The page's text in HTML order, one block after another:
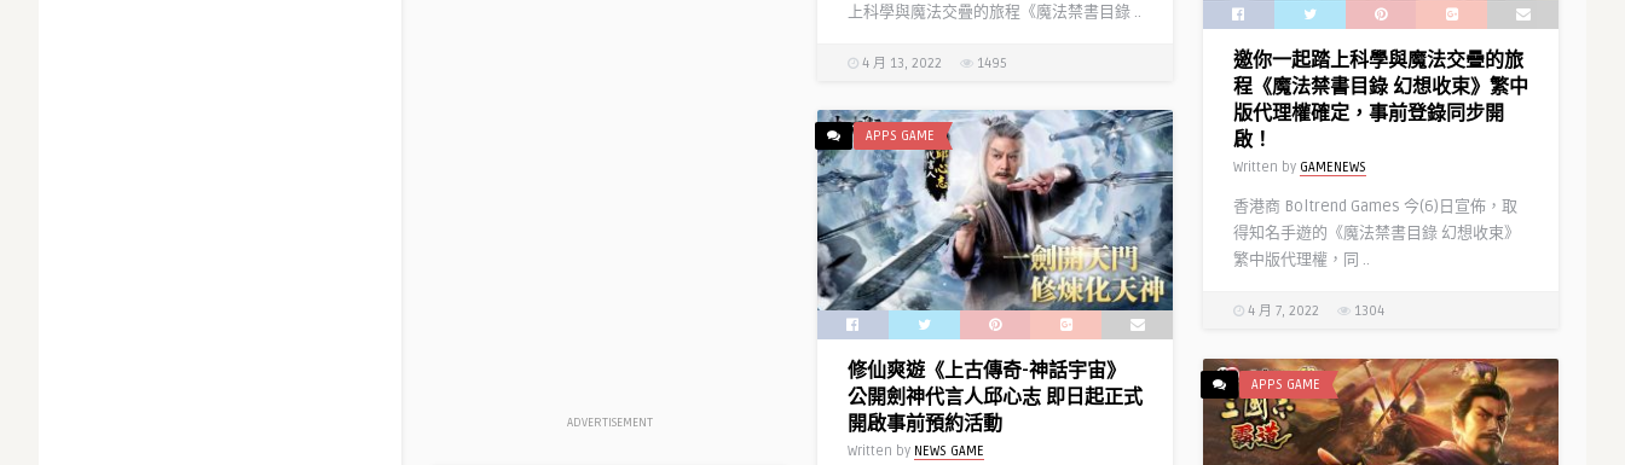
上科學與魔法交疊的旅程《魔法禁書目錄 ..
4 月 13, 2022 1495
邀你一起踏上科學與魔法交疊的旅
程《魔法禁書目錄 幻想收束》繁中
版代理權確定，事前登錄同步開
啟！
Written by GAMENEWS
香港商 Boltrend Games 今(6)日宣佈，取
得知名手遊的《魔法禁書目錄 幻想收束》
繁中版代理權，同 ..
4 月 7, 2022 1304
ADVERTISEMENT
APPS GAME
修仙爽遊《上古傳奇-神話宇宙》
公開劍神代言人邱心志 即日起正式
開啟事前預約活動
Written by NEWS GAME
APPS GAME
ACGHK-2021參展確定
Written byNEWS GAME
光榮特庫摩重磅推出正宗「三國志
霸道」手遊決定版 ～在日本大受好
評後，繁體中文版即將上線～
Written by NEWS GAME